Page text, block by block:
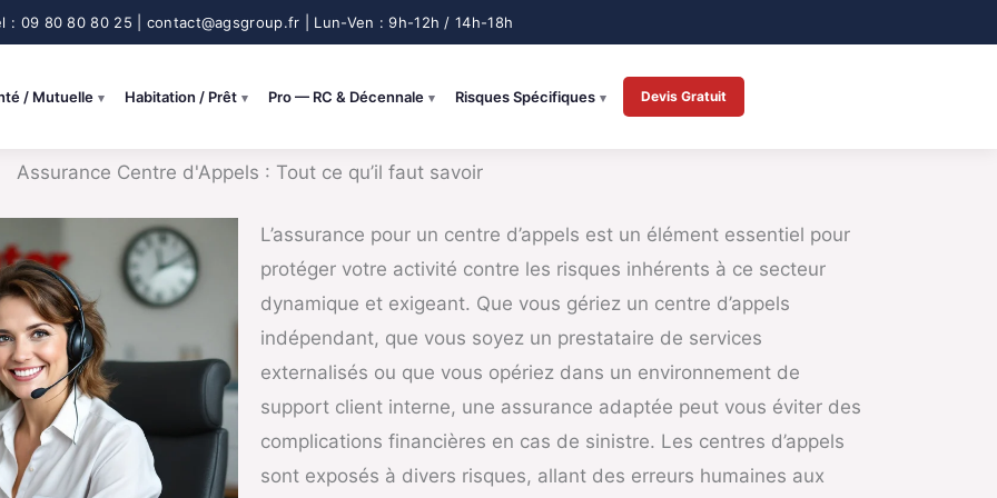
/ Mutuelle Habitation / Prêt Pro — RC & Décennale Risques Spécifiques Devis Gratuit
Assurance Centre d'Appels : Tout ce qu’il faut savoir
L’assurance pour un centre d’appels est un élément essentiel pour
protéger votre activité contre les risques inhérents à ce secteur
dynamique et exigeant. Que vous gériez un centre d’appels
indépendant, que vous soyez un prestataire de services
externalisés ou que vous opériez dans un environnement de
support client interne, une assurance adaptée peut vous éviter des
complications financières en cas de sinistre. Les centres d’appels
sont exposés à divers risques, allant des erreurs humaines aux